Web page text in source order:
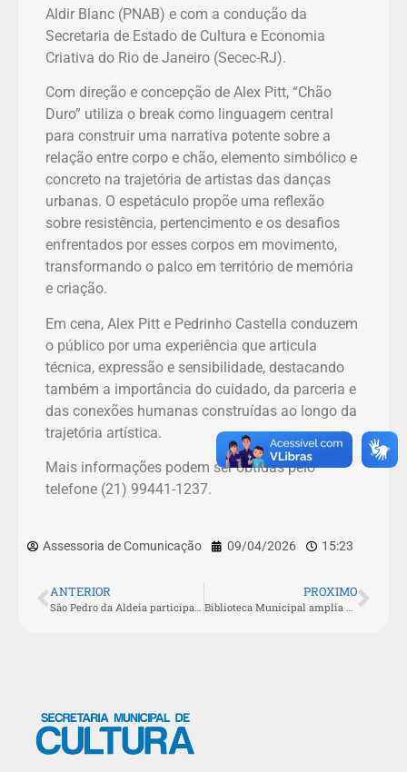
Aldir Blanc (PNAB) e com a condução da
Secretaria de Estado de Cultura e Economia
Criativa do Rio de Janeiro (Secec-RJ).
Com direção e concepção de Alex Pitt, “Chão
Duro” utiliza o break como linguagem central
para construir uma narrativa potente sobre a
relação entre corpo e chão, elemento simbólico e
concreto na trajetória de artistas das danças
urbanas. O espetáculo propõe uma reflexão
sobre resistência, pertencimento e os desafios
enfrentados por esses corpos em movimento,
transformando o palco em território de memória
e criação.
Em cena, Alex Pitt e Pedrinho Castella conduzem
o público por uma experiência que articula
técnica, expressão e sensibilidade, destacando
também a importância do cuidado, da parceria e
das conexões humanas construídas ao longo da
trajetória artística.
Mais informações podem ser obtidas pelo
telefone (21) 99441-1237.
Assessoria de Comunicação 09/04/2026 15:23
ANTERIOR
São Pedro da Aldeia participa de formação do Ministério da Cultura e fortalece gestão do setor
PROXIMO
Biblioteca Municipal amplia acesso à leitura e segue como espaço aberto à população em São Pedro da Aldeia